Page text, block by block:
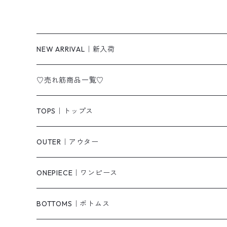
NEW ARRIVAL｜新入荷
♡売れ筋商品一覧♡
TOPS｜トップス
Tシャツ/カットソー
シャツ/ブラウス
ベスト/チョッキ
OUTER｜アウター
ジャケット/ブルゾン
コート
ONEPIECE｜ワンピース
柄
BOTTOMS｜ボトムス